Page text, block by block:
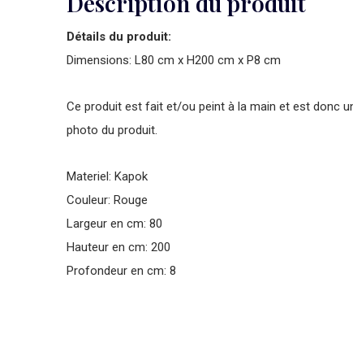
Détails du produit:
Dimensions: L80 cm x H200 cm x P8 cm
Ce produit est fait et/ou peint à la main et est donc
photo du produit.
Materiel: Kapok
Couleur: Rouge
Largeur en cm: 80
Hauteur en cm: 200
Profondeur en cm: 8